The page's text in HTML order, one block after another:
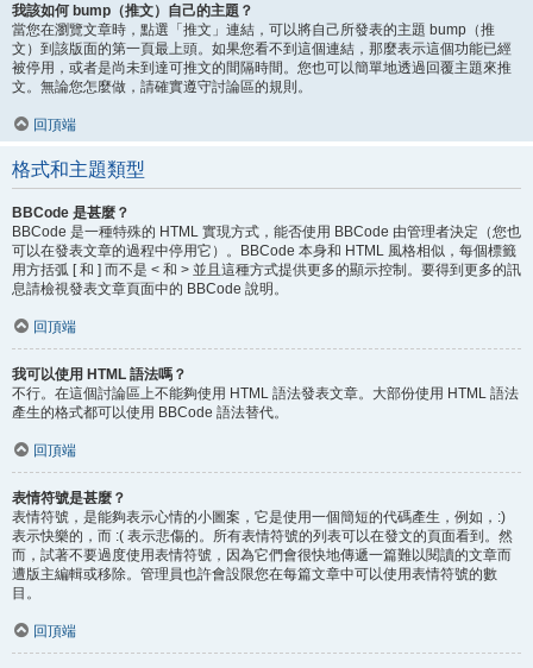
我該如何 bump（推文）自己的主題？
當您在瀏覽文章時，點選「推文」連結，可以將自己所發表的主題 bump（推
文）到該版面的第一頁最上頭。如果您看不到這個連結，那麼表示這個功能已經
被停用，或者是尚未到達可推文的間隔時間。您也可以簡單地透過回覆主題來推
文。無論您怎麼做，請確實遵守討論區的規則。
回頂端
格式和主題類型
BBCode 是甚麼？
BBCode 是一種特殊的 HTML 實現方式，能否使用 BBCode 由管理者決定（您也
可以在發表文章的過程中停用它）。BBCode 本身和 HTML 風格相似，每個標籤
用方括弧 [ 和 ] 而不是 < 和 > 並且這種方式提供更多的顯示控制。要得到更多的訊
息請檢視發表文章頁面中的 BBCode 說明。
回頂端
我可以使用 HTML 語法嗎？
不行。在這個討論區上不能夠使用 HTML 語法發表文章。大部份使用 HTML 語法
產生的格式都可以使用 BBCode 語法替代。
回頂端
表情符號是甚麼？
表情符號，是能夠表示心情的小圖案，它是使用一個簡短的代碼產生，例如，:)
表示快樂的，而 :( 表示悲傷的。所有表情符號的列表可以在發文的頁面看到。然
而，試著不要過度使用表情符號，因為它們會很快地傳遞一篇難以閱讀的文章而
遭版主編輯或移除。管理員也許會設限您在每篇文章中可以使用表情符號的數
目。
回頂端